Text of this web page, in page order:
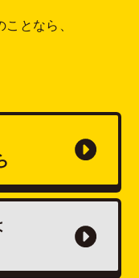
となら、